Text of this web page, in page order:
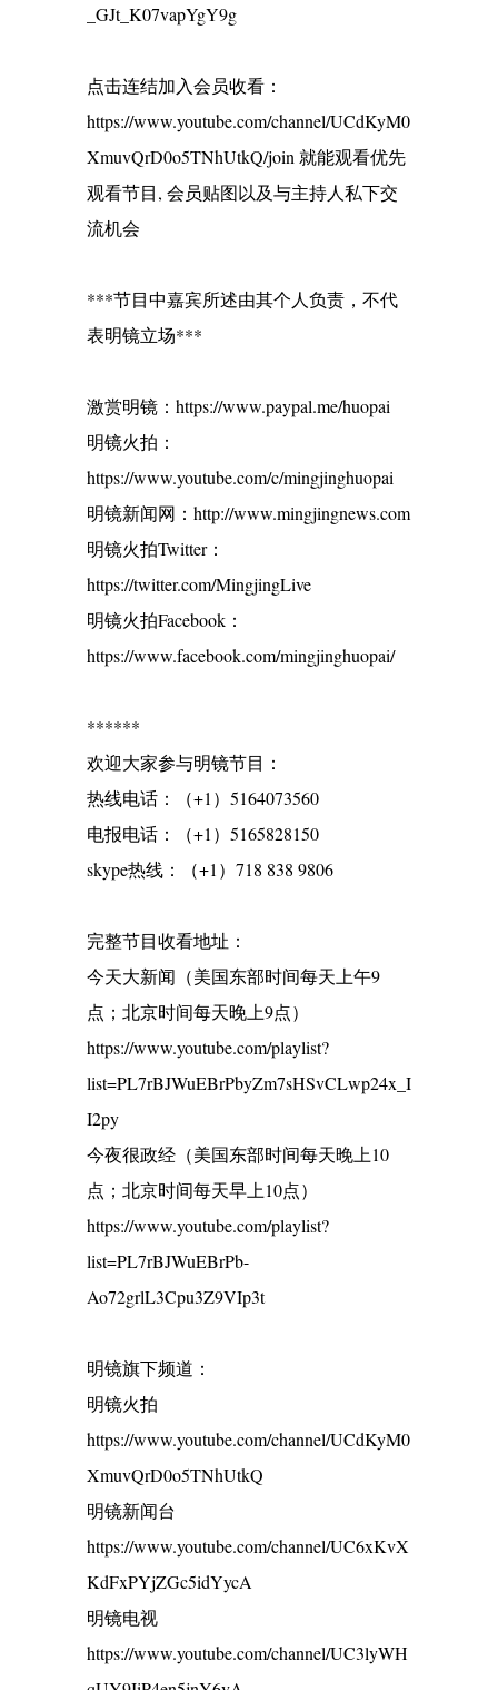
_GJt_K07vapYgY9g
点击连结加入会员收看：
https://www.youtube.com/channel/UCdKyM0
XmuvQrD0o5TNhUtkQ/join 就能观看优先
观看节目, 会员贴图以及与主持人私下交
流机会
***节目中嘉宾所述由其个人负责，不代
表明镜立场***
激赏明镜：https://www.paypal.me/huopai
明镜火拍：
https://www.youtube.com/c/mingjinghuopai
明镜新闻网：http://www.mingjingnews.com
明镜火拍Twitter：
https://twitter.com/MingjingLive
明镜火拍Facebook：
https://www.facebook.com/mingjinghuopai/
******
欢迎大家参与明镜节目：
热线电话：（+1）5164073560
电报电话：（+1）5165828150
skype热线：（+1）718 838 9806
完整节目收看地址：
今天大新闻（美国东部时间每天上午9
点；北京时间每天晚上9点）
https://www.youtube.com/playlist?
list=PL7rBJWuEBrPbyZm7sHSvCLwp24x_I
I2py
今夜很政经（美国东部时间每天晚上10
点；北京时间每天早上10点）
https://www.youtube.com/playlist?
list=PL7rBJWuEBrPb-
Ao72grlL3Cpu3Z9VIp3t
明镜旗下频道：
明镜火拍
https://www.youtube.com/channel/UCdKyM0
XmuvQrD0o5TNhUtkQ
明镜新闻台
https://www.youtube.com/channel/UC6xKvX
KdFxPYjZGc5idYycA
明镜电视
https://www.youtube.com/channel/UC3lyWH